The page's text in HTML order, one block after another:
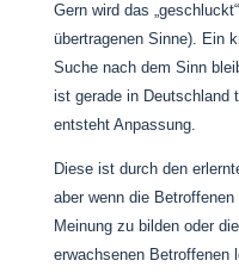
Gern wird das
übertragenen Sinne). Ein
Suche nach dem Sinn
ist gerade in Deutschland
entsteht Anpassung.
Diese ist durch den
aber wenn die
Meinung zu bilden oder
erwachsenen Betroffenen